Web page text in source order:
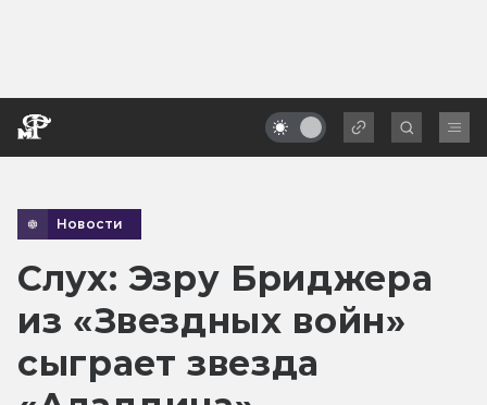
Новости
Слух: Эзру Бриджера
из «Звездных войн»
сыграет звезда